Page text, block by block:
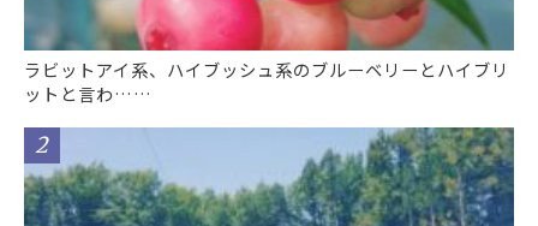
ラビットアイ系、ハイブッシュ系のブルーベリーとハイブリ
ットと言わ……